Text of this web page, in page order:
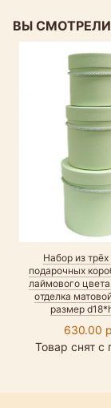
ВЫ
Набор из трёх
подарочных
лаймового
отделка
размер
630.00
Товар снят с